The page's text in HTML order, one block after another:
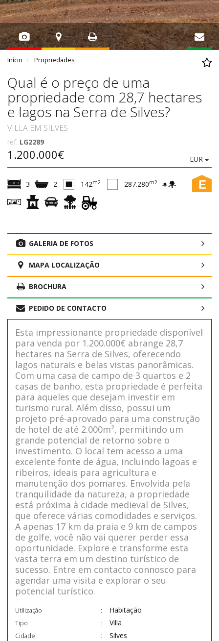
Início Propriedades
Qual é o preço de uma
propriedade com 28,7 hectares
e lagos na Serra de Silves?
VILLA EM SILVES
ref. LG2289
1.200.000€ EUR
E
3 2 142m2 287.280m2
GALERIA DE FOTOS
MAPA LOCALIZAÇÃO
BROCHURA
PEDIDO DE CONTACTO
Esta impressionante propriedade disponível
para venda por 1.200.000€ abrange 28,7
hectares na Serra de Silves, oferecendo
lagos naturais e belas vistas panorâmicas.
Com uma casa de campo de 3 quartos e 2
casas de banho, esta propriedade é perfeita
para aqueles que desejam investir em
turismo rural. Além disso, possui um
projeto pré-aprovado para uma construção
de hotel de até 2.000m², permitindo um
grande potencial de retorno sobre o
investimento. O local tem acesso a uma
excelente fonte de água, incluindo lagoas e
ribeiros, ideais para agricultura e
manutenção dos pomares. Envolvida pela
tranquilidade da natureza, a propriedade
está próxima à cidade medieval de Silves,
que oferece várias comodidades e serviços.
A apenas 17 km da praia e 9 km de campos
de golfe, você não vai querer perder essa
oportunidade. Explore e transforme esta
vasta terra em um destino turístico de
sucesso. Entre em contacto connosco para
agendar uma visita e explorar o seu
potencial turístico.
Utilização Habitação
Tipo Villa
Cidade Silves